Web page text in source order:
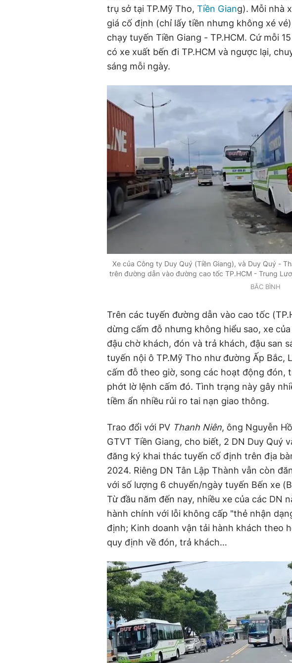
trụ sở tại TP.Mỹ Tho, Tiền Giang). Mỗi nhà
giá cố định (chỉ lấy tiền nhưng không xé
chạy tuyến Tiền Giang - TP.HCM. Cứ mỗi
có xe xuất bến đi TP.HCM và ngược lại,
sáng mỗi ngày.
Xe của Công ty Duy Quý (Tiền Giang), và Duy Quý -
trên đường dẫn vào đường cao tốc TP.HCM - Trung
BẮC BÌNH
Trên các tuyến đường dẫn vào cao tốc
dừng cấm đỗ nhưng không hiểu sao, xe
đậu chờ khách, đón và trả khách, đậu san
tuyến nội ô TP.Mỹ Tho như đường Ấp Bắc,
cấm đỗ theo giờ, song các hoạt động đón,
phớt lờ lệnh cấm đó. Tình trạng này gây
tiềm ẩn nhiều rủi ro tai nạn giao thông.
Trao đổi với PV Thanh Niên, ông Nguyễn
GTVT Tiền Giang, cho biết, 2 DN Duy Quý
đăng ký khai thác tuyến cố định trên địa
2024. Riêng DN Tân Lập Thành vẫn còn
với số lượng 6 chuyến/ngày tuyến Bến xe
Từ đầu năm đến nay, nhiều xe của các DN
hành chính với lỗi không cấp "thẻ nhận
định; Kinh doanh vận tải hành khách theo
quy định về đón, trả khách…